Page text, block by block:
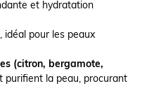
et hydratation
idéal pour les peaux
(citron, bergamote,
purifient la peau, procurant